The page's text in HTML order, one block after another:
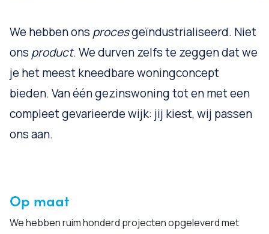
We hebben ons procesgeïndustrialiseerd. Niet
ons product. We durven zelfs te zeggen dat we
je het meest kneedbare woningconcept
bieden. Van één gezinswoning tot en met een
compleet gevarieerde wijk: jij kiest, wij passen
ons aan.
Op maat
We hebben ruim honderd projecten opgeleverd met